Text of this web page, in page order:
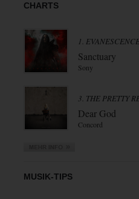
CHARTS
1.
Sanctuary
Sony
3. THE PRETTY
Dear God
Concord
MUSIK-TIPS